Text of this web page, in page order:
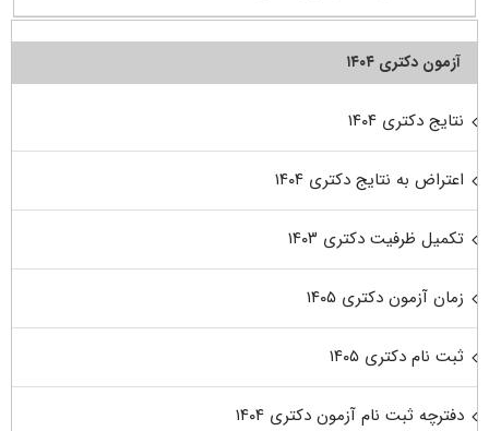
آزمون دکتری ۱۴۰۴
نتایج دکتری ۱۴۰۴
اعتراض به نتایج دکتری ۱۴۰۴
تکمیل ظرفیت دکتری ۱۴۰۳
زمان آزمون دکتری ۱۴۰۵
ثبت نام دکتری ۱۴۰۵
دفترچه ثبت نام آزمون دکتری ۱۴۰۴